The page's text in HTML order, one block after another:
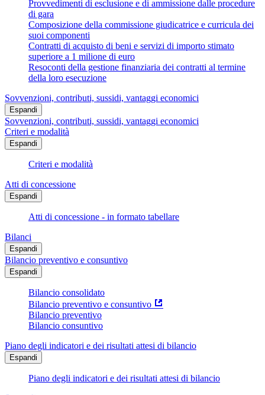
Provvedimenti di esclusione e di ammissione dalle procedure
di gara
Composizione della commissione giudicatrice e curricula dei
suoi componenti
Contratti di acquisto di beni e servizi di importo stimato
superiore a 1 milione di euro
Resoconti della gestione finanziaria dei contratti al termine
della loro esecuzione
Sovvenzioni, contributi, sussidi, vantaggi economici
Espandi
Sovvenzioni, contributi, sussidi, vantaggi economici
Criteri e modalità
Espandi
Criteri e modalità
Atti di concessione
Espandi
Atti di concessione - in formato tabellare
Bilanci
Espandi
Bilancio preventivo e consuntivo
Espandi
Bilancio consolidato
Bilancio preventivo e consuntivo
Bilancio preventivo
Bilancio consuntivo
Piano degli indicatori e dei risultati attesi di bilancio
Espandi
Piano degli indicatori e dei risultati attesi di bilancio